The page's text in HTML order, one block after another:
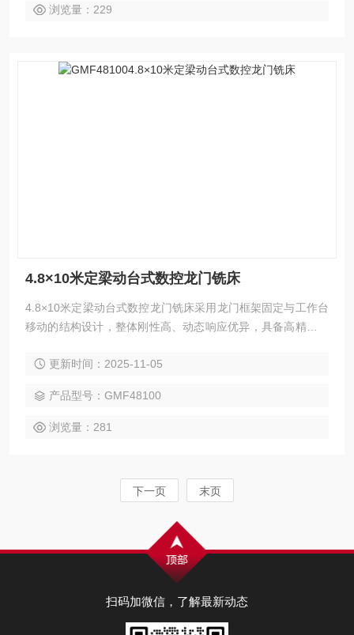
现五面复合加工，一次装夹即可高效完成复杂工件的多面加工
浏览量：229
4.8×10米定梁动台式数控龙门铣床
4.8×10米定梁动台式数控龙门铣床采用龙门框架固定与工作台
移动的结构设计，整体刚性高、动态响应优异，具备高精度、
程机械、模具、航空航天、船舶制造等领域的零件精密加工，
种加工工艺，并支持三轴联动曲面切削。选配附件铣头，可实
现五面复合加工，一次装夹即可高效完成复杂工件的多面加工
更新时间：2025-11-05
产品型号：GMF48100
浏览量：281
下一页 末页
扫码加微信，了解最新动态